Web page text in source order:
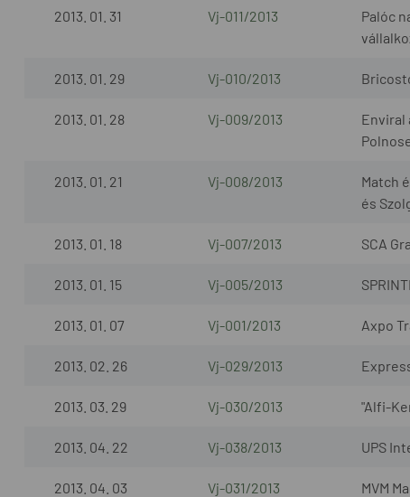
2013. 01. 31 Vj-011/2013
Palóc
2013. 01. 29 Vj-010/2013
2013. 01. 28 Vj-009/2013
Enviral
2013. 01. 21 Vj-008/2013
Match
és
2013. 01. 18 Vj-007/2013 SCA
2013. 01. 15 Vj-005/2013
2013. 01. 07 Vj-001/2013 Axpo
2013. 02. 26 Vj-029/2013
2013. 03. 29 Vj-030/2013 "Alfi-
2013. 04. 22 Vj-038/2013 UPS
2013. 04. 03 Vj-031/2013 MVM